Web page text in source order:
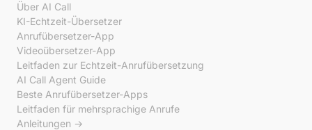
Über AI Call
KI-Echtzeit-Übersetzer
Anrufübersetzer-App
Videoübersetzer-App
Leitfaden zur Echtzeit-Anrufübersetzung
AI Call Agent Guide
Beste Anrufübersetzer-Apps
Leitfaden für mehrsprachige Anrufe
Anleitungen →